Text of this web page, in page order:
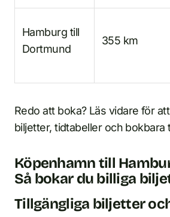
Hamburg till
Dortmund
355 km
Redo att boka? Läs vidare för
biljetter, tidtabeller och bokbara
Köpenhamn till
Så bokar du billiga
Tillgängliga biljetter